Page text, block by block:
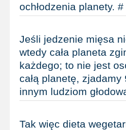
ochłodzenia planety.
Jeśli jedzenie mięsa
wtedy cała planeta
każdego; to nie jest
całą planetę,
innym ludziom
Tak więc dieta